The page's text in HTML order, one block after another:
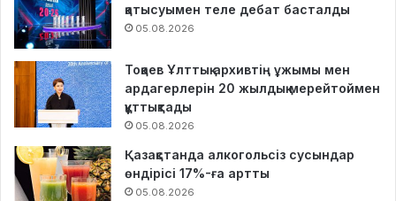
қатысуымен теле дебат басталды
05.08.2026
Тоқаев Ұлттық архивтің ұжымы мен
ардагерлерін 20 жылдық мерейтоймен
құттықтады
05.08.2026
Қазақстанда алкогольсіз сусындар
өндірісі 17%-ға артты
05.08.2026